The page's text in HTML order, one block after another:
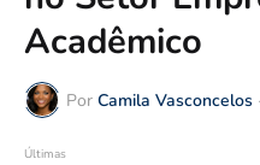
Acadêmico
Por Camila Vasconcelos
Últimas